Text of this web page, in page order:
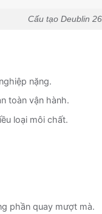
Cấu tạo Deublin
nặng.
toàn vận hành.
loại môi chất.
phần quay mượt mà.